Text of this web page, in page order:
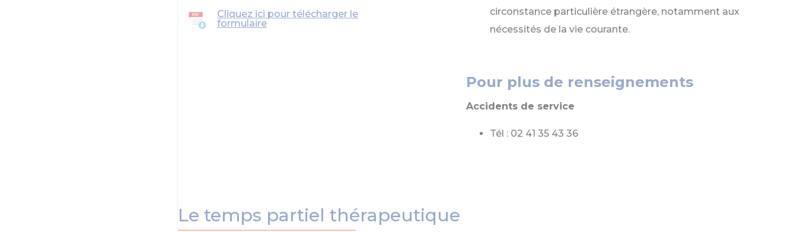
Cliquez ici pour télécharger le
formulaire
circonstance particulière étrangère, notamment aux
nécessités de la vie courante.
Pour plus de renseignements
Accidents de service
Tél : 02 41 35 43 36
Le temps partiel thérapeutique